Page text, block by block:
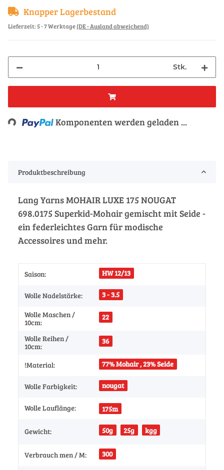
Knapper Lagerbestand
Lieferzeit:5 - 7 Werktage(DE - Ausland abweichend)
Stk.
Loading... Komponenten werden geladen ...
Produktbeschreibung
Lang Yarns MOHAIR LUXE 175 NOUGAT
698.0175 Superkid-Mohair gemischt mit Seide -
ein federleichtes Garn für modische
Accessoires und mehr.
Saison: HW 12/13
Wolle Nadelstärke: 3 - 3.5
Wolle Maschen /
10cm:
22
Wolle Reihen /
10cm:
36
!Material: 77% Mohair , 23% Seide
Wolle Farbigkeit: nougat
Wolle Lauflänge: 175m
Gewicht: 50g 25g kgg
Verbrauch men / M: 300